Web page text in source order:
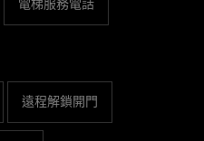
電梯服務電話
遠程解鎖開門